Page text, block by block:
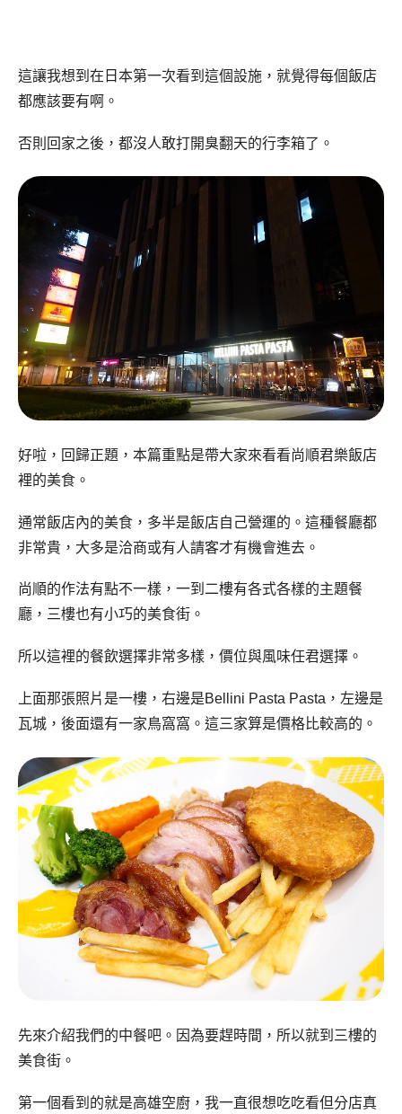
這讓我想到在日本第一次看到這個設施，就覺得每個飯店
都應該要有啊。
否則回家之後，都沒人敢打開臭翻天的行李箱了。
好啦，回歸正題，本篇重點是帶大家來看看尚順君樂飯店
裡的美食。
通常飯店內的美食，多半是飯店自己營運的。這種餐廳都
非常貴，大多是洽商或有人請客才有機會進去。
尚順的作法有點不一樣，一到二樓有各式各樣的主題餐
廳，三樓也有小巧的美食街。
所以這裡的餐飲選擇非常多樣，價位與風味任君選擇。
上面那張照片是一樓，右邊是Bellini Pasta Pasta，左邊是
瓦城，後面還有一家鳥窩窩。這三家算是價格比較高的。
先來介紹我們的中餐吧。因為要趕時間，所以就到三樓的
美食街。
第一個看到的就是高雄空廚，我一直很想吃吃看但分店真